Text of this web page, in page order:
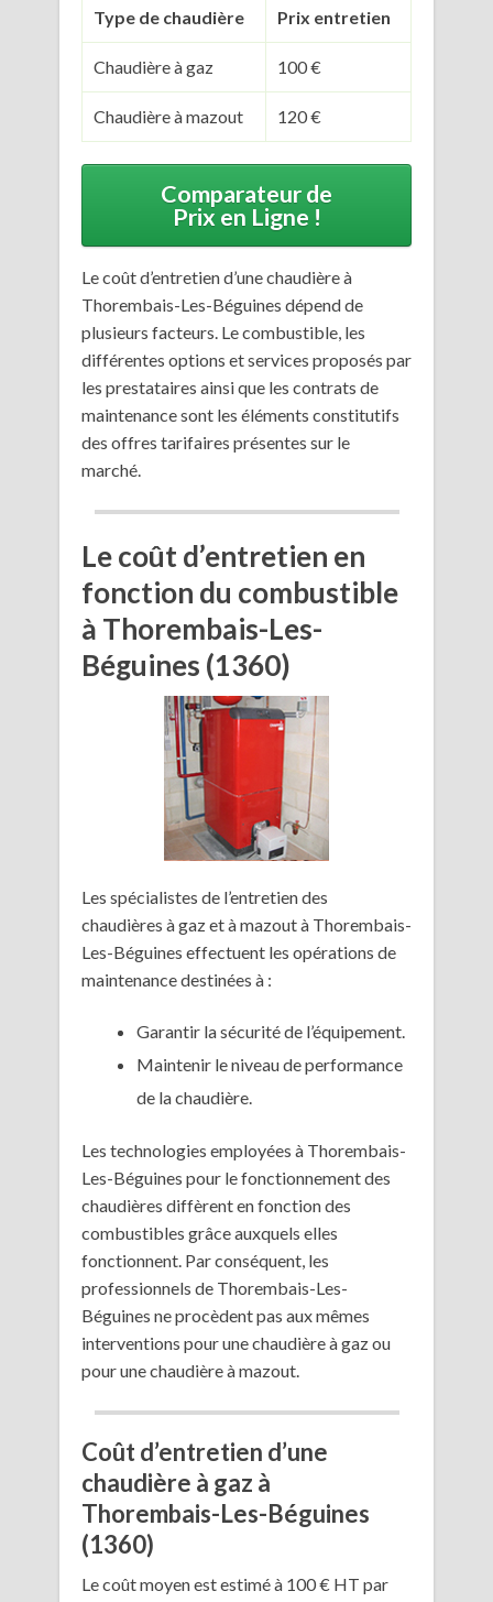
Type de chaudière Prix entretien
Chaudière à gaz 100 €
Chaudière à mazout 120 €
Comparateur de
Prix en Ligne !
Le coût d’entretien d’une chaudière à
Thorembais-Les-Béguines dépend de
plusieurs facteurs. Le combustible, les
différentes options et services proposés par
les prestataires ainsi que les contrats de
maintenance sont les éléments constitutifs
des offres tarifaires présentes sur le
marché.
Le coût d’entretien en
fonction du combustible
à Thorembais-Les-
Béguines (1360)
Les spécialistes de l’entretien des
chaudières à gaz et à mazout à Thorembais-
Les-Béguines effectuent les opérations de
maintenance destinées à :
Garantir la sécurité de l’équipement.
Maintenir le niveau de performance
de la chaudière.
Les technologies employées à Thorembais-
Les-Béguines pour le fonctionnement des
chaudières diffèrent en fonction des
combustibles grâce auxquels elles
fonctionnent. Par conséquent, les
professionnels de Thorembais-Les-
Béguines ne procèdent pas aux mêmes
interventions pour une chaudière à gaz ou
pour une chaudière à mazout.
Coût d’entretien d’une
chaudière à gaz à
Thorembais-Les-Béguines
(1360)
Le coût moyen est estimé à 100 € HT par